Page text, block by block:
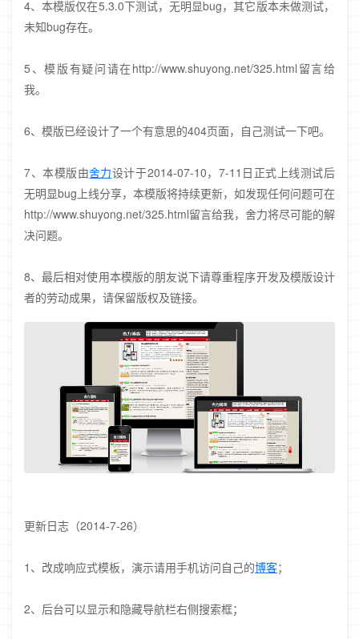
4、本模版仅在5.3.0下测试，无明显bug，其它版本未做测试，
未知bug存在。
5、模版有疑问请在http://www.shuyong.net/325.html留言给
我。
6、模版已经设计了一个有意思的404页面，自己测试一下吧。
7、本模版由舍力设计于2014-07-10，7-11日正式上线测试后
无明显bug上线分享，本模版将持续更新，如发现任何问题可在
http://www.shuyong.net/325.html留言给我，舍力将尽可能的解
决问题。
8、最后相对使用本模版的朋友说下请尊重程序开发及模版设计
者的劳动成果，请保留版权及链接。
更新日志（2014-7-26）
1、改成响应式模板，演示请用手机访问自己的博客；
2、后台可以显示和隐藏导航栏右侧搜索框；